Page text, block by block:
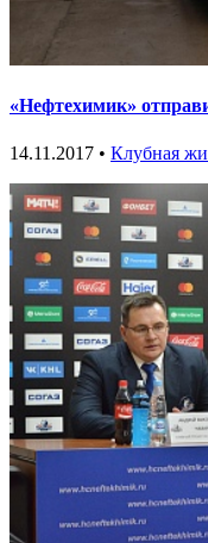
«Нефтехимик»
14.11.2017 • Клубная